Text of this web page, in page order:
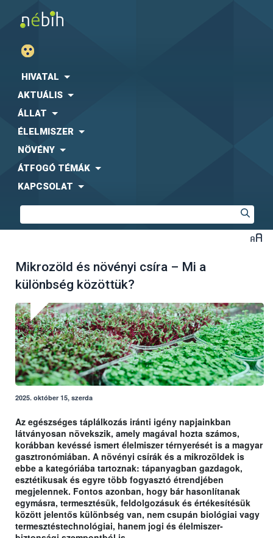
HIVATAL
AKTUÁLIS
ÁLLAT
ÉLELMISZER
NÖVÉNY
ÁTFOGÓ TÉMÁK
KAPCSOLAT
Mikrozöld és növényi csíra – Mi a
különbség közöttük?
2025. október 15, szerda
Az egészséges táplálkozás iránti igény napjainkban
látványosan növekszik, amely magával hozta számos,
korábban kevéssé ismert élelmiszer térnyerését is a magyar
gasztronómiában. A növényi csírák és a mikrozöldek is
ebbe a kategóriába tartoznak: tápanyagban gazdagok,
esztétikusak és egyre több fogyasztó étrendjében
megjelennek. Fontos azonban, hogy bár hasonlítanak
egymásra, termesztésük, feldolgozásuk és értékesítésük
között jelentős különbség van, nem csupán biológiai vagy
termesztéstechnológiai, hanem jogi és élelmiszer-